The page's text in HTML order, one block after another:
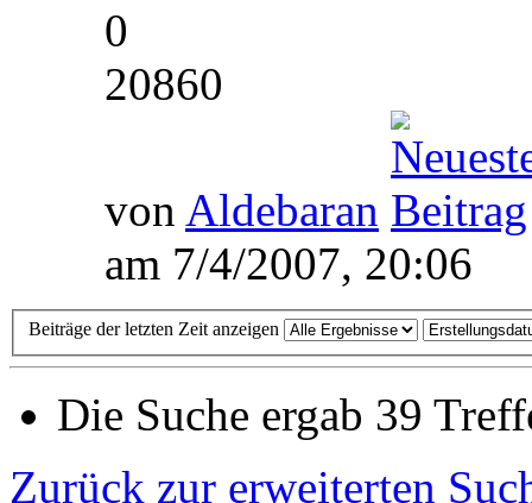
0
20860
von Aldebaran
am 7/4/2007, 20:06
Beiträge der letzten Zeit anzeigen
Die Suche ergab 39
Zurück zur erweiterten